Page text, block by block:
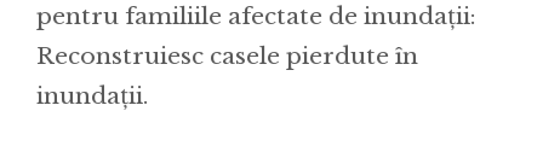
pentru familiile afectate de inundații:
Reconstruiesc casele pierdute în
inundații.